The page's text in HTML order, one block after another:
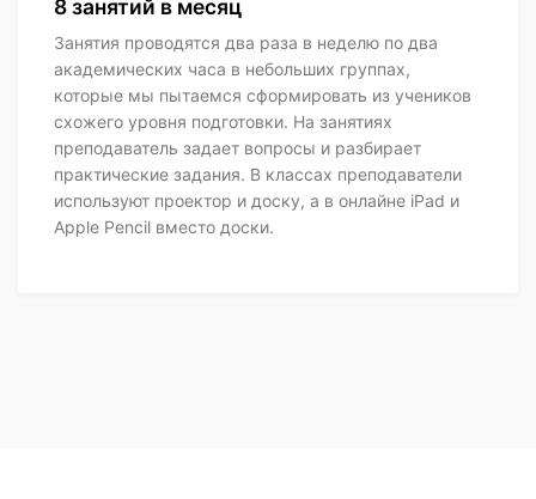
8 занятий в месяц
Занятия проводятся два раза в неделю по два
академических часа в небольших группах,
которые мы пытаемся сформировать из учеников
схожего уровня подготовки. На занятиях
преподаватель задает вопросы и разбирает
практические задания. В классах преподаватели
используют проектор и доску, а в онлайне iPad и
Apple Pencil вместо доски.